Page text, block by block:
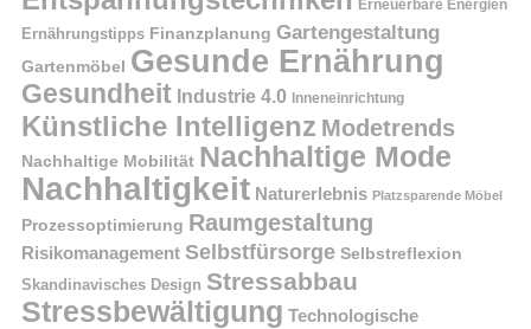
Erneuerbare Energien
Ernährungstipps Finanzplanung Gartengestaltung
Gartenmöbel Gesunde Ernährung
Gesundheit Industrie 4.0 Inneneinrichtung
Künstliche Intelligenz Modetrends
Nachhaltige Mobilität Nachhaltige Mode
Nachhaltigkeit Naturerlebnis Platzsparende Möbel
Prozessoptimierung Raumgestaltung
Risikomanagement Selbstfürsorge Selbstreflexion
Skandinavisches Design Stressabbau
Stressbewältigung Technologische